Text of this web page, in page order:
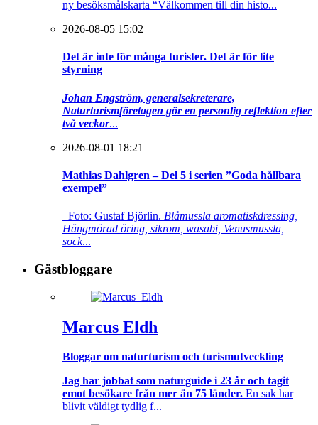
ny besöksmålskarta “Välkommen till din histo...
2026-08-05 15:02
Det är inte för många turister. Det är för lite
styrning
Johan Engström, generalsekreterare,
Naturturismföretagen gör en personlig reflektion efter
två veckor...
2026-08-01 18:21
Mathias Dahlgren – Del 5 i serien ”Goda hållbara
exempel”
Foto: Gustaf Björlin. Blåmussla aromatiskdressing,
Hängmörad öring, sikrom, wasabi, Venusmussla,
sock...
Gästbloggare
Marcus Eldh
Bloggar om naturturism och turismutveckling
Jag har jobbat som naturguide i 23 år och tagit
emot besökare från mer än 75 länder. En sak har
blivit väldigt tydlig f...